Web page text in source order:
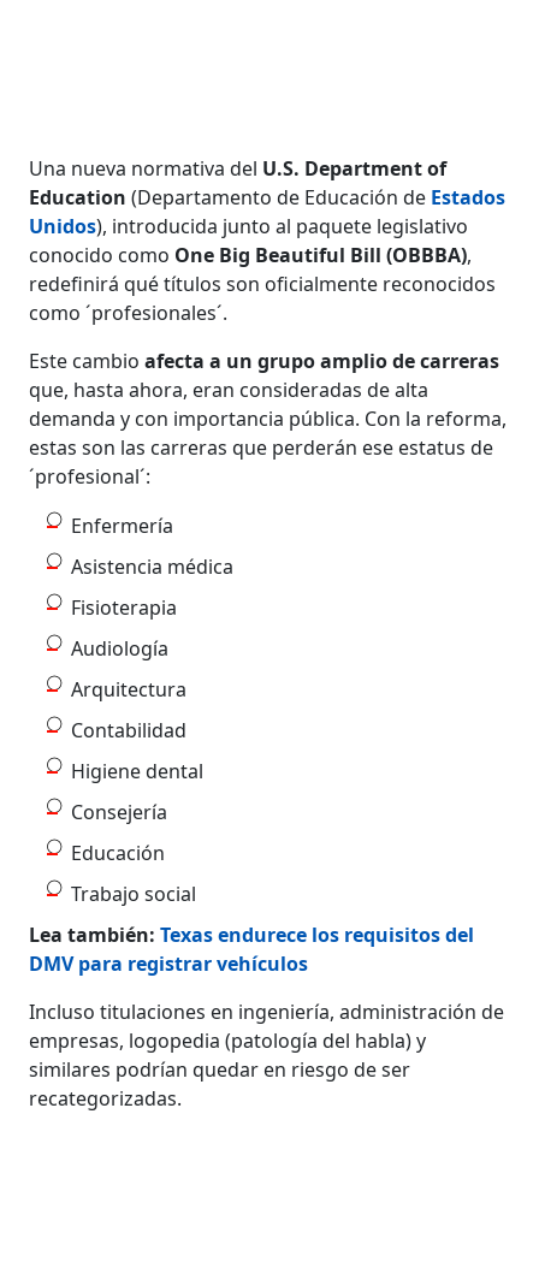
Una nueva normativa del U.S. Department of
Education (Departamento de Educación de Estados
Unidos), introducida junto al paquete legislativo
conocido como One Big Beautiful Bill (OBBBA),
redefinirá qué títulos son oficialmente reconocidos
como ´profesionales´.
Este cambioafecta a un grupo amplio de carreras
que, hasta ahora, eran consideradas de alta
demanda y con importancia pública. Con la reforma,
estas son las carreras que perderán ese estatus de
´profesional´:
Enfermería
Asistencia médica
Fisioterapia
Audiología
Arquitectura
Contabilidad
Higiene dental
Consejería
Educación
Trabajo social
Lea también:Texas endurece los requisitos del
DMV para registrar vehículos
Incluso titulaciones en ingeniería, administración de
empresas, logopedia (patología del habla) y
similares podrían quedar en riesgo de ser
recategorizadas.